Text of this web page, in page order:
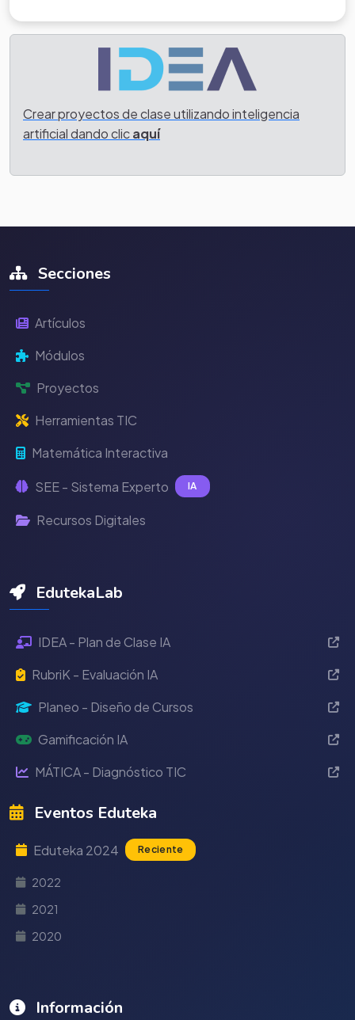
Crear proyectos de clase utilizando inteligencia
artificial dando clicaquí
Secciones
Artículos
Módulos
Proyectos
Herramientas TIC
Matemática Interactiva
SEE - Sistema Experto IA
Recursos Digitales
EdutekaLab
IDEA - Plan de Clase IA
RubriK - Evaluación IA
Planeo - Diseño de Cursos
Gamificación IA
MÁTICA - Diagnóstico TIC
Eventos Eduteka
Eduteka 2024 Reciente
2022
2021
2020
Información